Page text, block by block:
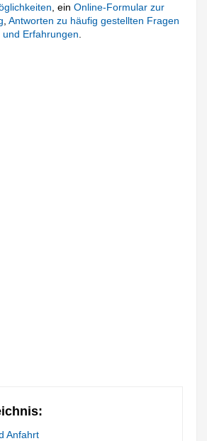
, einOnline-Formular zur
,Antworten zu häufig gestellten Fragen
Erfahrungen
Anfahrt